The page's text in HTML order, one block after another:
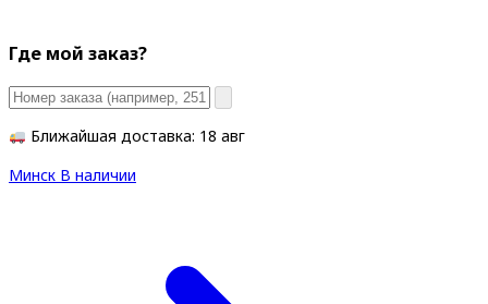
Где мой заказ?
Ближайшая доставка: 18 авг
Минск В наличии